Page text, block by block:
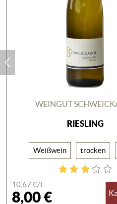
WEINGUT
RIESLING
Weißwein trocken
10,67 €/L
8,00 €